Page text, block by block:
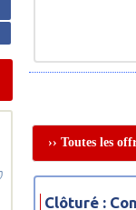
›› Toutes les
Clôturé :